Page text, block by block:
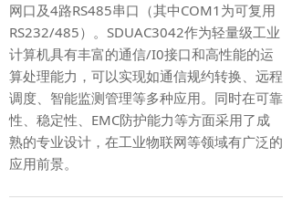
网口及4路RS485串口（其中COM1为可复用
RS232/485）。SDUAC3042作为轻量级工业
计算机具有丰富的通信/I0接口和高性能的运
算处理能力，可以实现如通信规约转换、远程
调度、智能监测管理等多种应用。同时在可靠
性、稳定性、EMC防护能力等方面采用了成
熟的专业设计，在工业物联网等领域有广泛的
应用前景。